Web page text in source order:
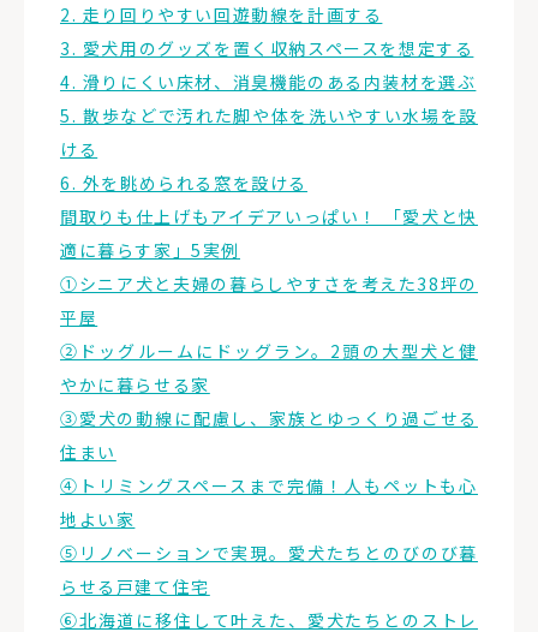
2. 走り回りやすい回遊動線を計画する
3. 愛犬用のグッズを置く収納スペースを想定する
4. 滑りにくい床材、消臭機能のある内装材を選ぶ
5. 散歩などで汚れた脚や体を洗いやすい水場を設
ける
6. 外を眺められる窓を設ける
間取りも仕上げもアイデアいっぱい！ 「愛犬と快
適に暮らす家」5実例
①シニア犬と夫婦の暮らしやすさを考えた38坪の
平屋
②ドッグルームにドッグラン。2頭の大型犬と健
やかに暮らせる家
③愛犬の動線に配慮し、家族とゆっくり過ごせる
住まい
④トリミングスペースまで完備！人もペットも心
地よい家
⑤リノベーションで実現。愛犬たちとのびのび暮
らせる戸建て住宅
⑥北海道に移住して叶えた、愛犬たちとのストレ